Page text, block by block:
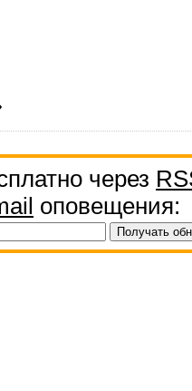
через
оповещения: